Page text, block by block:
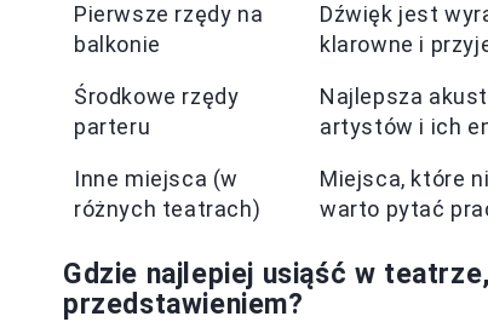
Pierwsze rzędy na
balkonie
Dźwięk jest
klarowne i
Środkowe rzędy
parteru
Najlepsza
artystów i ich
Inne miejsca (w
różnych teatrach)
Miejsca, które
warto pytać
Gdzie najlepiej usiąść w
przedstawieniem?